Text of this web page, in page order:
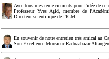
Avec tous mes remerciements pour l'idée de
Professeur Yves Agid, membre de
Directeur scientifique de l'ICM
En souvenir de notre entretien très amical au
Son Excellence Monsieur Radnaabazar